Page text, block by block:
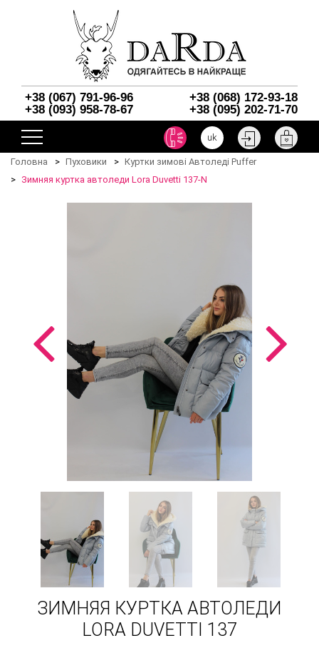
+38 (067) 791-96-96
+38 (068) 172-93-18
+38 (093) 958-78-67
+38 (095) 202-71-70
uk
Головна Пуховики
Куртки зимові Автоледі Puffer
Зимняя куртка автоледи Lora Duvetti 137-N
ЗИМНЯЯ КУРТКА АВТОЛЕДИ
LORA DUVETTI 137